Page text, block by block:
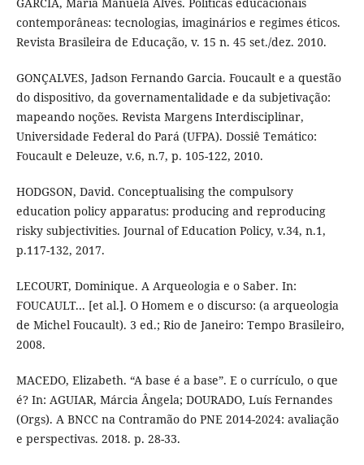
contemporâneas: tecnologias, imaginários e regimes éticos.
Revista Brasileira de Educação, v. 15 n. 45 set./dez. 2010.
GONÇALVES, Jadson Fernando Garcia. Foucault e a questão
do dispositivo, da governamentalidade e da subjetivação:
mapeando noções. Revista Margens Interdisciplinar,
Universidade Federal do Pará (UFPA). Dossiê Temático:
Foucault e Deleuze, v.6, n.7, p. 105-122, 2010.
HODGSON, David. Conceptualising the compulsory
education policy apparatus: producing and reproducing
risky subjectivities. Journal of Education Policy, v.34, n.1,
p.117-132, 2017.
LECOURT, Dominique. A Arqueologia e o Saber. In:
FOUCAULT... [et al.]. O Homem e o discurso: (a arqueologia
de Michel Foucault). 3 ed.; Rio de Janeiro: Tempo Brasileiro,
2008.
MACEDO, Elizabeth. “A base é a base”. E o currículo, o que
é? In: AGUIAR, Márcia Ângela; DOURADO, Luís Fernandes
(Orgs). A BNCC na Contramão do PNE 2014-2024: avaliação
e perspectivas. 2018. p. 28-33.